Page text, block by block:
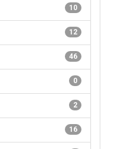
10
12
46
0
2
16